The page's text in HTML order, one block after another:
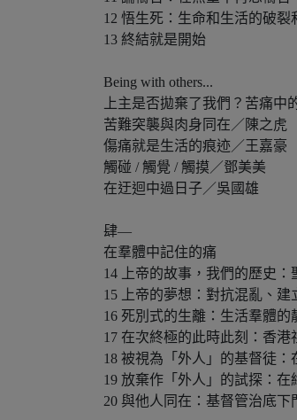
12 悟生死：生命和生活的破裂
13 終結就是開始
Being with others...
上主是否拋棄了我們？苦痛中
苦難突襲與肉身同在／陳之虎
傷痛就是生活的痕迹／王嘉豪
觸碰 / 觸覺 / 觸摸／鄧美美
在迂迴中過日子／吳國雄
肆—
在羣體中記住的痛
14 上帝的故事，我們的歷史：
15 上帝的夢想：對抗混亂、建
16 死別式的生離：生活羣體的
17 在次終極的此時此刻：香
18 被視為「外人」的基督徒：
19 放棄作「外人」的試探：在
20 與他人同在：基督管治底下